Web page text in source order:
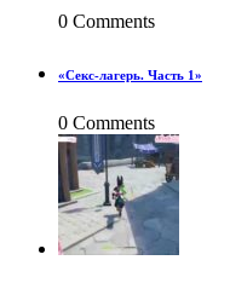
0 Comments
«Секс-лагерь. Часть 1»
0 Comments